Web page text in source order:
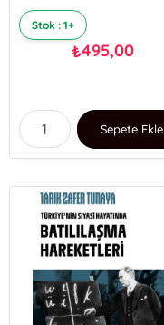
Stok : 1+
₺495,00
Sepete Ekle